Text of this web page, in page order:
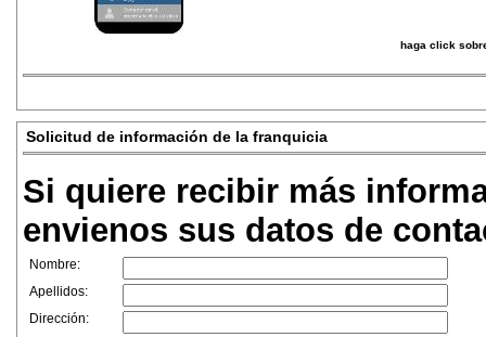
haga click
Solicitud de información de la franquicia
Si quiere recibir más
envienos sus datos de
Nombre:
Apellidos:
Dirección: